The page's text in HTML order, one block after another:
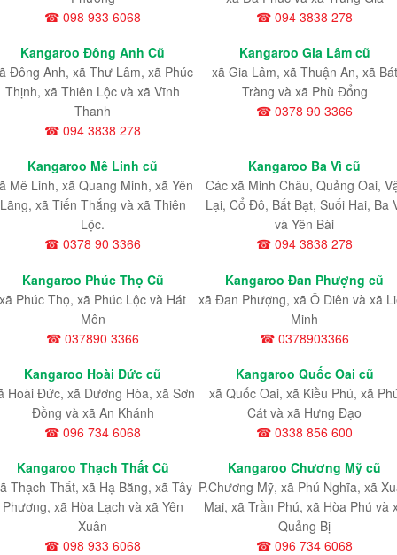
☎ 098 933 6068
☎ 094 3838 278
Kangaroo Đông Anh Cũ
Đông Anh, xã Thư Lâm, xã Phúc
Thịnh, xã Thiên Lộc và xã Vĩnh
Thanh
☎ 094 3838 278
Kangaroo Gia Lâm cũ
xã Gia Lâm, xã Thuận An, xã Bát
Tràng và xã Phù Đổng
☎ 0378 90 3366
Kangaroo Mê Linh cũ
Mê Linh, xã Quang Minh, xã Yên
Lãng, xã Tiến Thắng và xã Thiên
Lộc.
☎ 0378 90 3366
Kangaroo Ba Vì cũ
Các xã Minh Châu, Quảng Oai,
Lại, Cổ Đô, Bất Bạt, Suối Hai, Ba
và Yên Bài
☎ 094 3838 278
Kangaroo Phúc Thọ Cũ
xã Phúc Thọ, xã Phúc Lộc và Hát
Môn
☎ 037890 3366
Kangaroo Đan Phượng cũ
xã Đan Phượng, xã Ô Diên và xã
Minh
☎ 0378903366
Kangaroo Hoài Đức cũ
Hoài Đức, xã Dương Hòa, xã Sơn
Đồng và xã An Khánh
☎ 096 734 6068
Kangaroo Quốc Oai cũ
xã Quốc Oai, xã Kiều Phú, xã
Cát và xã Hưng Đạo
☎ 0338 856 600
Kangaroo Thạch Thất Cũ
Thạch Thất, xã Hạ Bằng, xã Tây
Phương, xã Hòa Lạch và xã Yên
Xuân
☎ 098 933 6068
Kangaroo Chương Mỹ cũ
P.Chương Mỹ, xã Phú Nghĩa, xã
Mai, xã Trần Phú, xã Hòa Phú và
Quảng Bị
☎ 096 734 6068